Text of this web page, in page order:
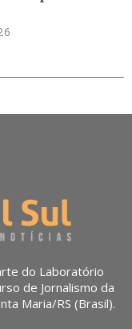
do Laboratório
de Jornalismo da
Maria/RS (Brasil).